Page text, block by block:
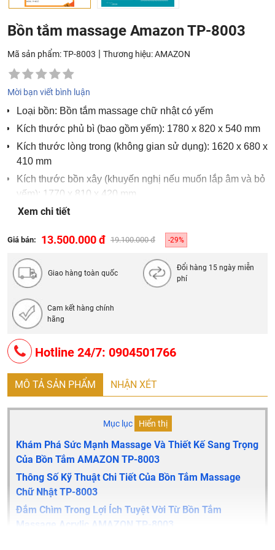
Bồn tắm massage Amazon TP-8003
Mã sản phẩm: TP-8003 | Thương hiệu:AMAZON
Mời bạn viết bình luận
Loại bồn: Bồn tắm massage chữ nhật có yếm
Kích thước phủ bì (bao gồm yếm): 1780 x 820 x 540 mm
Kích thước lòng trong (không gian sử dụng): 1620 x 680 x
410 mm
Kích thước bồn xây (khuyến nghị nếu muốn lắp âm và bỏ
yếm): 1770 x 810 x 420 mm
Dung tích: 260 Lít
Màu sắc: Trắng, kem, đen, cốm
Tính năng: Massage thủy lực, vòi sen tay, gối đầu, hệ
thống điều khiển.
Bảo hành: 5 năm
Xem chi tiết
Giá bán: 13.500.000 đ 19.100.000 đ -29%
Giao hàng toàn quốc
Đổi hàng 15 ngày miễn
phí
Cam kết hàng chính
hãng
Hotline 24/7: 0904501766
MÔ TẢ SẢN PHẨM NHẬN XÉT
Mục lục Hiển thị
Khám Phá Sức Mạnh Massage Và Thiết Kế Sang Trọng
Của Bồn Tắm AMAZON TP-8003
Thông Số Kỹ Thuật Chi Tiết Của Bồn Tắm Massage
Chữ Nhật TP-8003
Đắm Chìm Trong Lợi Ích Tuyệt Vời Từ Bồn Tắm
Massage Acrylic AMAZON TP-8003